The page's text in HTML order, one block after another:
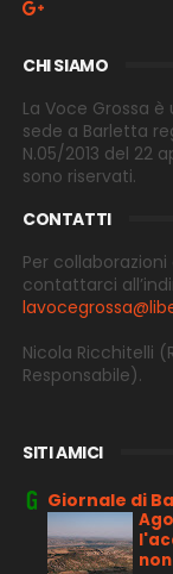
CHI SIAMO
La Voce Grossa
sede a Barletta
N.05/2013 del 22
sono riservati.
CONTATTI
Per
contattarci
Nicola Ricchitelli
Responsabile).
SITI AMICI
Giornale di